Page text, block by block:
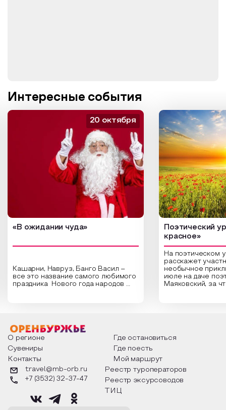
Интересные события
«В ожидании чуда»
Кашарни, Навруз, Банго Васил –
все это название самого любимого
праздника Нового года народов
о том, как встречают новый год в
разных уголках страны, какие
обряды совершают на удачу и
благополучие, в чем схожи и
различаются традиции. Кто такой
Дед Мороз и откуда он пришел, как
его называют в разных уголках
страны и как появились елочные
20 октября
Поэтический
красное»
На поэтическом
расскажет
необычное
июле на даче
Маяковский, за
Твардовского и
каждой строчке
восхищение
яркому времени
О регионе
Где остановиться
Сувениры
Где поесть
Контакты
Мой маршрут
travel@mb-orb.ru
+7 (3532) 32-37-47
Реестр туроператоров
Реестр эксурсоводов
ТИЦ